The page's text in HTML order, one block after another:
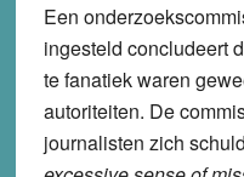
Een
ingesteld concludeert
te fanatiek waren
autoriteiten. De
journalisten zich